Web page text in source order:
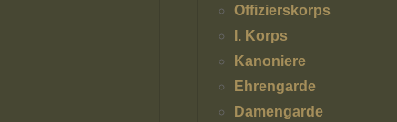
Offizierskorps
I. Korps
Kanoniere
Ehrengarde
Damengarde